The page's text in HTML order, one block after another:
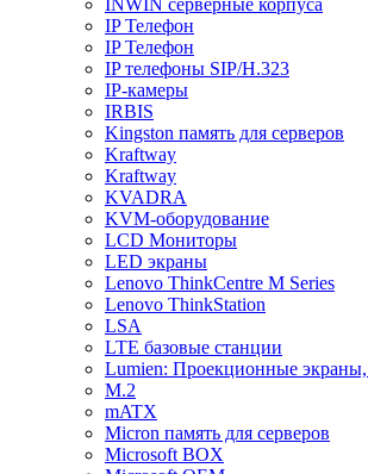
IP Телефон
IP Телефон
IP телефоны SIP/H.323
IP-камеры
IRBIS
Kingston память для серверов
Kraftway
Kraftway
KVADRA
KVM-оборудование
LCD Мониторы
LED экраны
Lenovo ThinkCentre M Series
Lenovo ThinkStation
LSA
LTE базовые станции
Lumien: Проекционные экраны,
M.2
mATX
Micron память для серверов
Microsoft BOX